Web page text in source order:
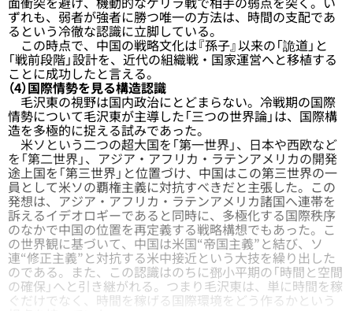
ずれも、弱者が強者に勝つ唯一の方法は、時間の支配であ
るという冷徹な認識に立脚している。
この時点で、中国の戦略文化は『孫子』以来の「詭道」と
「戦前段階」設計を、近代の組織戦・国家運営へと移植する
ことに成功したと言える。
（4）国際情勢を見る構造認識
毛沢東の視野は国内政治にとどまらない。冷戦期の国際
情勢について毛沢東が主導した「三つの世界論」は、国際構
造を多極的に捉える試みであった。
米ソという二つの超大国を「第一世界」、日本や西欧など
を「第二世界」、アジア・アフリカ・ラテンアメリカの開発
途上国を「第三世界」と位置づけ、中国はこの第三世界の一
員として米ソの覇権主義に対抗すべきだと主張した。この
発想は、アジア・アフリカ・ラテンアメリカ諸国へ連帯を
訴えるイデオロギーであると同時に、多極化する国際秩序
のなかで中国の位置を再定義する戦略構想でもあった。こ
の世界観に基づいて、中国は米国“帝国主義”と結び、ソ
連“修正主義”と対抗する米中接近という大技を繰り出した
のである。また、この認識はのちに鄧小平期の「時間と空間
の確保」へと引き継がれる。つまり毛沢東は、単に時間を稼
ぐだけでなく、時間を稼げる国際環境をどう作るかという